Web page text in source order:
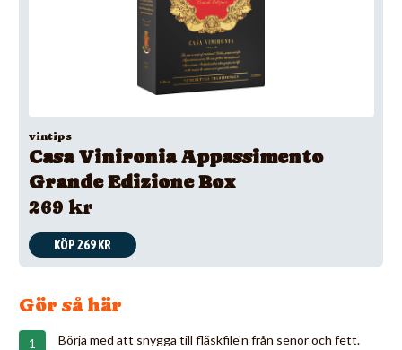
vintips
Casa Vinironia Appassimento
Grande Edizione Box
269 kr
KÖP 269 KR
Gör så här
Börja med att snygga till fläskfile'n från senor och fett.